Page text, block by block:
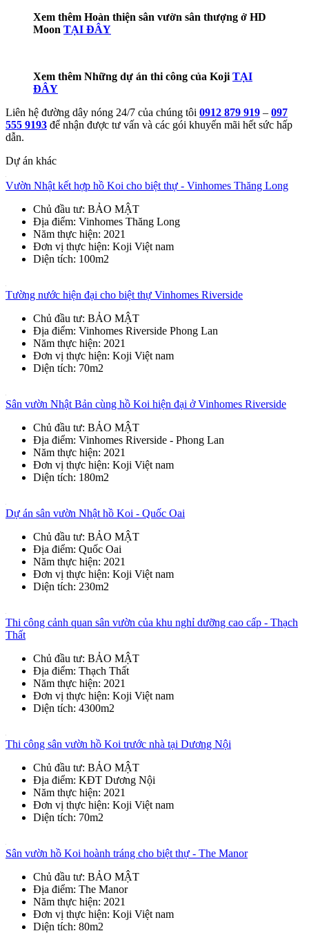
Xem thêm Hoàn thiện sân vườn sân thượng ở HD
Moon TẠI ĐÂY
Xem thêm Những dự án thi công của Koji TẠI
ĐÂY
Liên hệ đường dây nóng 24/7 của chúng tôi 0912 879 919 – 097
555 9193 để nhận được tư vấn và các gói khuyến mãi hết sức hấp
dẫn.
Dự án khác
Vườn Nhật kết hợp hồ Koi cho biệt thự - Vinhomes Thăng Long
Chủ đầu tư: BẢO MẬT
Địa điểm: Vinhomes Thăng Long
Năm thực hiện: 2021
Đơn vị thực hiện: Koji Việt nam
Diện tích: 100m2
Tường nước hiện đại cho biệt thự Vinhomes Riverside
Chủ đầu tư: BẢO MẬT
Địa điểm: Vinhomes Riverside Phong Lan
Năm thực hiện: 2021
Đơn vị thực hiện: Koji Việt nam
Diện tích: 70m2
Sân vườn Nhật Bản cùng hồ Koi hiện đại ở Vinhomes Riverside
Chủ đầu tư: BẢO MẬT
Địa điểm: Vinhomes Riverside - Phong Lan
Năm thực hiện: 2021
Đơn vị thực hiện: Koji Việt nam
Diện tích: 180m2
Dự án sân vườn Nhật hồ Koi - Quốc Oai
Chủ đầu tư: BẢO MẬT
Địa điểm: Quốc Oai
Năm thực hiện: 2021
Đơn vị thực hiện: Koji Việt nam
Diện tích: 230m2
Thi công cảnh quan sân vườn của khu nghỉ dưỡng cao cấp - Thạch
Thất
Chủ đầu tư: BẢO MẬT
Địa điểm: Thạch Thất
Năm thực hiện: 2021
Đơn vị thực hiện: Koji Việt nam
Diện tích: 4300m2
Thi công sân vườn hồ Koi trước nhà tại Dương Nội
Chủ đầu tư: BẢO MẬT
Địa điểm: KĐT Dương Nội
Năm thực hiện: 2021
Đơn vị thực hiện: Koji Việt nam
Diện tích: 70m2
Sân vườn hồ Koi hoành tráng cho biệt thự - The Manor
Chủ đầu tư: BẢO MẬT
Địa điểm: The Manor
Năm thực hiện: 2021
Đơn vị thực hiện: Koji Việt nam
Diện tích: 80m2